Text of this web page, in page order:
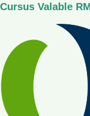
Cursus Valable